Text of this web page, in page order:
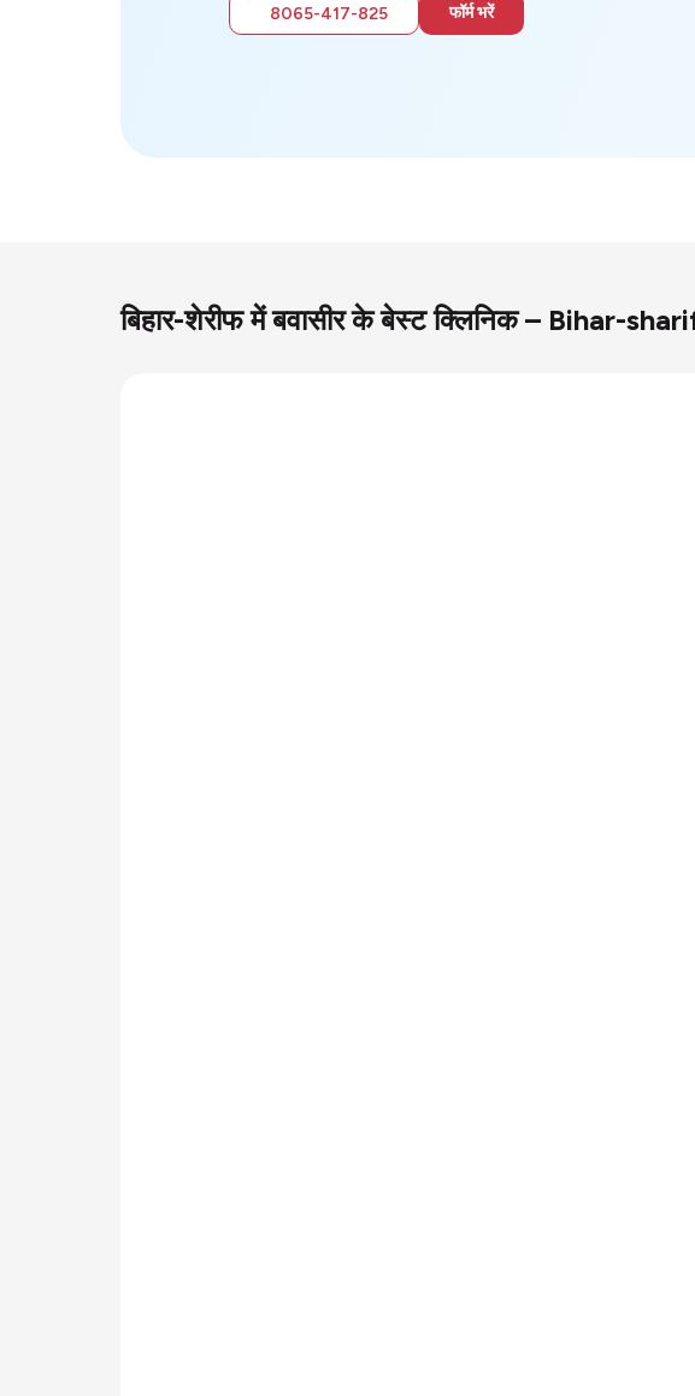
8065-417-825 फॉर्म भरें
बिहार-शेरीफ में बवासीर के बेस्ट क्लिनिक – Bihar-